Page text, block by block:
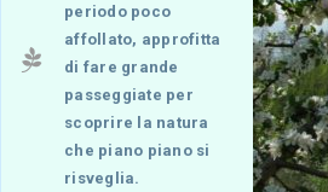
periodo poco
affollato, approfitta
di fare grande
passeggiate per
scoprire la natura
che piano piano si
risveglia.